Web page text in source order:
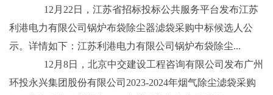
12月22日，江苏省招标投标公共服务平台发布江苏
利港电力有限公司锅炉布袋除尘器滤袋采购中标候选人公
示。详情如下：江苏利港电力有限公司锅炉布袋除尘...
12月8日，北京中交建设工程咨询有限公司发布广州
环投永兴集团股份有限公司2023-2024年烟气除尘滤袋采购